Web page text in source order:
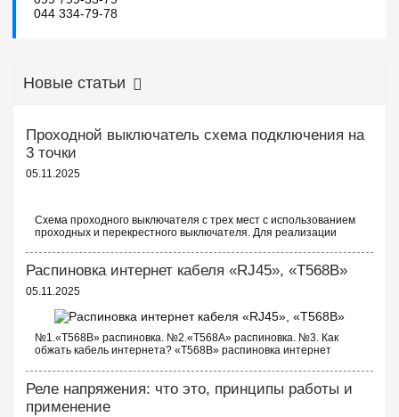
044 334-79-78
Новые статьи
Проходной выключатель схема подключения на
3 точки
05.11.2025
Схема проходного выключателя с трех мест с использованием
проходных и перекрестного выключателя. Для реализации
следующие выключатели: ...
Распиновка интернет кабеля «RJ45», «T568B»
05.11.2025
№1.«T568B» распиновка. №2.«T568A» распиновка. №3. Как
обжать кабель интернета? «T568B» распиновка интернет
Реле напряжения: что это, принципы работы и
применение